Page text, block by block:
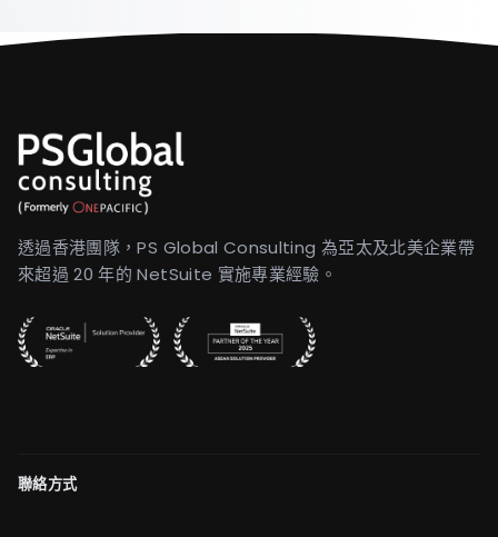
透過香港團隊，PS Global Consulting 為亞太及北美企業帶
來超過 20 年的 NetSuite 實施專業經驗。
聯絡方式